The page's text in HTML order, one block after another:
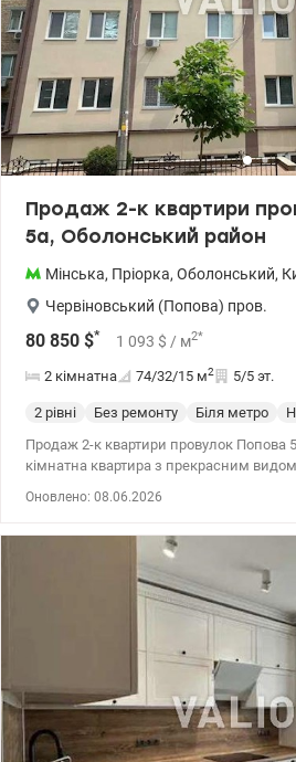
Продаж 2-к квартири
5а, Оболонський район
Мінська, Пріорка, Оболонський,
Червіновський (Попова) пров.
80 850 $* 1 093 $ / м2*
2 кімнатна 74/32/15 м2 5/5 эт.
2 рівні Без ремонту Біля метро
Продаж 2-к квартири провулок Попова
кімнатна квартира з прекрасним
Оновлено: 08.06.2026